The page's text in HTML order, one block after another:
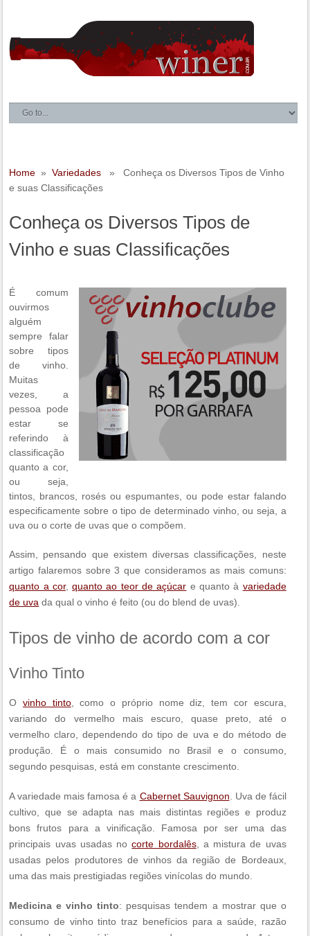
Home »Variedades » Conheça os Diversos Tipos de Vinho
e suas Classificações
Conheça os Diversos Tipos de
Vinho e suas Classificações
É comum
ouvirmos
alguém
sempre falar
sobre tipos
de vinho.
Muitas
vezes, a
pessoa pode
estar se
referindo à
classificação
quanto a cor,
ou seja,
tintos, brancos, rosés ou espumantes, ou pode estar falando
especificamente sobre o tipo de determinado vinho, ou seja, a
uva ou o corte de uvas que o compõem.
Assim, pensando que existem diversas classificações, neste
artigo falaremos sobre 3 que consideramos as mais comuns:
quanto a cor,quanto ao teor de açúcar e quanto à variedade
de uva da qual o vinho é feito (ou do blend de uvas).
Tipos de vinho de acordo com a cor
Vinho Tinto
O vinho tinto, como o próprio nome diz, tem cor escura,
variando do vermelho mais escuro, quase preto, até o
vermelho claro, dependendo do tipo de uva e do método de
produção. É o mais consumido no Brasil e o consumo,
segundo pesquisas, está em constante crescimento.
A variedade mais famosa é a Cabernet Sauvignon . Uva de fácil
cultivo, que se adapta nas mais distintas regiões e produz
bons frutos para a vinificação. Famosa por ser uma das
principais uvas usadas nocorte bordalês, a mistura de uvas
usadas pelos produtores de vinhos da região de Bordeaux,
uma das mais prestigiadas regiões vinícolas do mundo.
Medicina e vinho tinto: pesquisas tendem a mostrar que o
consumo de vinho tinto traz benefícios para a saúde, razão